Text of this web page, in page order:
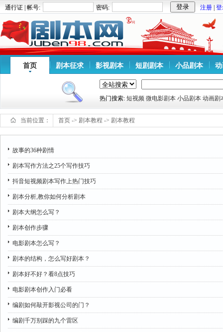
通行证 | 帐号: 密码: 注册
首页 剧本征求 影视剧本 短剧剧本 小品剧本
热门搜索: 短视频 微电影剧本 小品剧本 动画剧
当前位置： 首页 -> 剧本教程 -> 剧本教程
故事的36种剧情
剧本写作方法之25个写作技巧
抖音短视频剧本写作上热门技巧
剧本分析,教你如何分析剧本
剧本大纲怎么写？
剧本创作步骤
电影剧本怎么写？
剧本的结构，怎么写好剧本？
剧本好不好？看8点技巧
电影剧本创作入门必看
编剧如何敲开影视公司的门？
编剧千万别踩的九个雷区